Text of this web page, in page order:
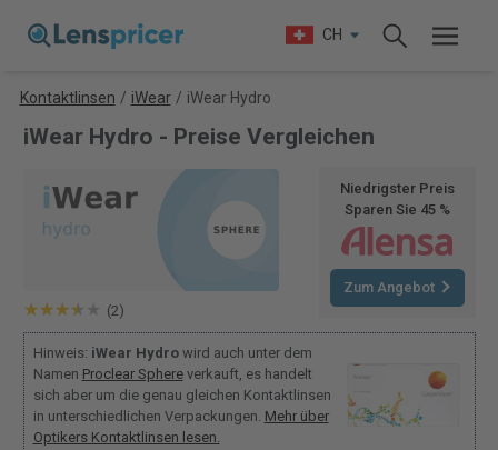
CH
Kontaktlinsen / iWear / iWear Hydro
iWear Hydro - Preise Vergleichen
(2)
Niedrigster Preis
Sparen Sie 45 %
Zum Angebot
Hinweis: iWear Hydrowird auch unter dem
Namen Proclear Sphereverkauft, es handelt
sich aber um die genau gleichen Kontaktlinsen
in unterschiedlichen Verpackungen. Mehr über
Optikers Kontaktlinsen lesen.